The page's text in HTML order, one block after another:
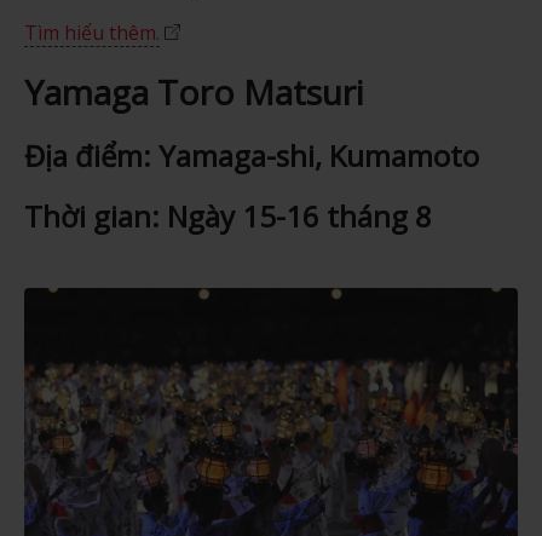
Tìm hiểu thêm.
Yamaga Toro Matsuri
Địa điểm: Yamaga-shi, Kumamoto
Thời gian: Ngày 15-16 tháng 8